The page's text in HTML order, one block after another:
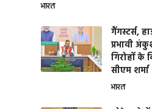
भारत
गैंगस्टर्स,
प्रभावी
गिरोहों के
सीएम शर्मा
भारत